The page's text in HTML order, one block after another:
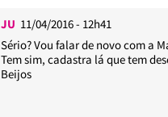
JU 11/04/2016 - 12h41
Sério? Vou falar de novo com a
Tem sim, cadastra lá que tem
Beijos